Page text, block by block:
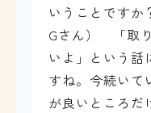
いうことですか
Gさん） 「取
いよ」という話
すね。今続いて
が良いところだ